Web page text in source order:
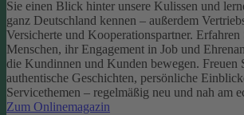
Sie einen Blick hinter unsere Kulissen und
ganz Deutschland kennen – außerdem
Versicherte und Kooperationspartner. Erfahren
Menschen, ihr Engagement in Job und
die Kundinnen und Kunden bewegen. Freuen
authentische Geschichten, persönliche
Servicethemen – regelmäßig neu und nah am
Zum Onlinemagazin